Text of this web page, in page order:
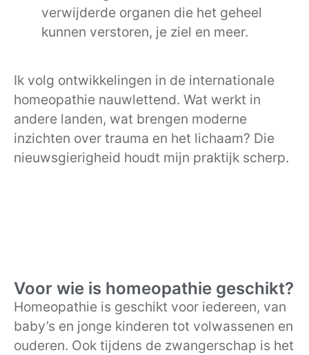
verwijderde organen die het geheel
kunnen verstoren, je ziel en meer.
Ik volg ontwikkelingen in de internationale
homeopathie nauwlettend. Wat werkt in
andere landen, wat brengen moderne
inzichten over trauma en het lichaam? Die
nieuwsgierigheid houdt mijn praktijk scherp.
Voor wie is homeopathie geschikt?
Homeopathie is geschikt voor iedereen, van
baby’s en jonge kinderen tot volwassenen en
ouderen. Ook tijdens de zwangerschap is het